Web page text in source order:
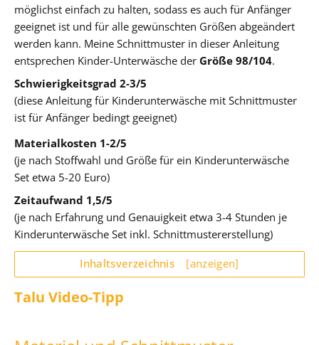
möglichst einfach zu halten, sodass es auch für Anfänger
geeignet ist und für alle gewünschten Größen abgeändert
werden kann. Meine Schnittmuster in dieser Anleitung
entsprechen Kinder-Unterwäsche der Größe 98/104.
Schwierigkeitsgrad 2-3/5
(diese Anleitung für Kinderunterwäsche mit Schnittmuster
ist für Anfänger bedingt geeignet)
Materialkosten 1-2/5
(je nach Stoffwahl und Größe für ein Kinderunterwäsche
Set etwa 5-20 Euro)
Zeitaufwand 1,5/5
(je nach Erfahrung und Genauigkeit etwa 3-4 Stunden je
Kinderunterwäsche Set inkl. Schnittmustererstellung)
Inhaltsverzeichnis [anzeigen]
Talu Video-Tipp